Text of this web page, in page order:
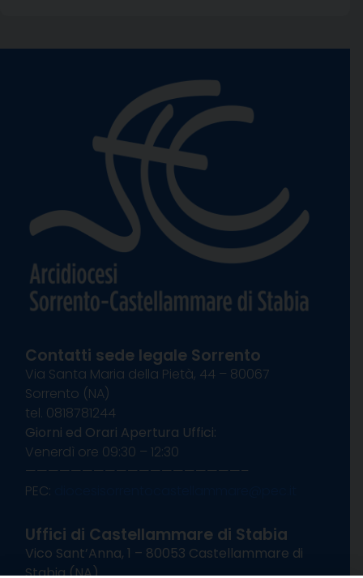
Contatti sede legale Sorrento
Via Santa Maria della Pietà, 44 – 80067
Sorrento (NA)
tel. 0818781244
Giorni ed Orari Apertura Uffici:
Venerdì ore 09:30 – 12:30
———————————————————–
PEC:
Uffici di Castellammare di Stabia
Vico Sant’Anna, 1 – 80053 Castellammare di
Stabia (NA)